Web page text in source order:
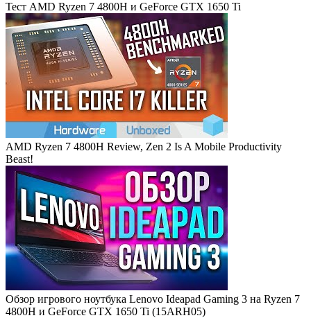
Тест AMD Ryzen 7 4800H и GeForce GTX 1650 Ti
AMD Ryzen 7 4800H Review, Zen 2 Is A Mobile Productivity
Beast!
Обзор игрового ноутбука Lenovo Ideapad Gaming 3 на Ryzen 7
4800H и GeForce GTX 1650 Ti (15ARH05)